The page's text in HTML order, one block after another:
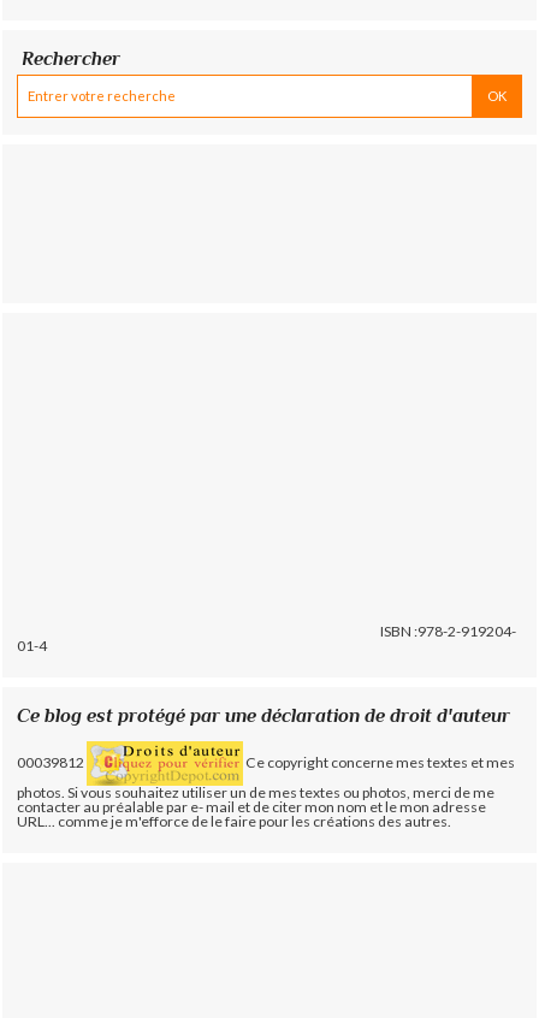
Rechercher
ISBN :978-2-919204-
01-4
Ce blog est protégé par une déclaration de droit d'auteur
00039812
Ce copyright concerne mes textes et mes
photos. Si vous souhaitez utiliser un de mes textes ou photos, merci de me
contacter au préalable par e- mail et de citer mon nom et le mon adresse
URL... comme je m'efforce de le faire pour les créations des autres.